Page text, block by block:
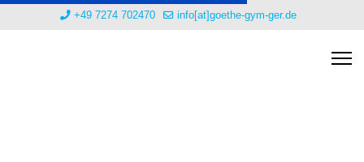
+49 7274 702470 info[at]goethe-gym-ger.de